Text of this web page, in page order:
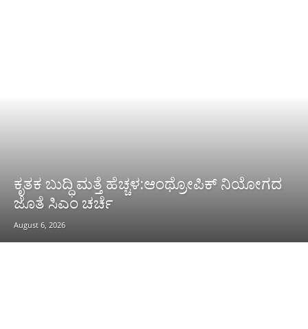
ಕೃತಕ ಬುದ್ಧಿ ಮತ್ತೆ ಹೆಚ್ಚಳ:ಆಂಥ್ರೋಪಿಕ್ ನಿಯೋಗದ
ಜೊತೆ ಸಿಎಂ ಚರ್ಚೆ
August 6, 2026